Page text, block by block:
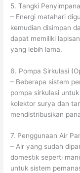
5. Tangki
– Energi matahari
kemudian disimpan
dapat memiliki
yang lebih lama.
6. Pompa Sirkulasi
– Beberapa sistem
pompa sirkulasi
kolektor surya dan
mendistribusikan
7. Penggunaan Air
– Air yang sudah
domestik seperti
untuk sistem